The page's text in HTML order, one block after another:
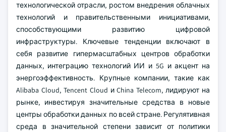
технологической отрасли, ростом внедрения облачных
технологий и правительственными инициативами,
способствующими развитию цифровой
инфраструктуры. Ключевые тенденции включают в
себя развитие гипермасштабных центров обработки
данных, интеграцию технологий ИИ и 5G и акцент на
энергоэффективность. Крупные компании, такие как
Alibaba Cloud, Tencent Cloud и China Telecom, лидируют на
рынке, инвестируя значительные средства в новые
центры обработки данных по всей стране. Регулятивная
среда в значительной степени зависит от политики